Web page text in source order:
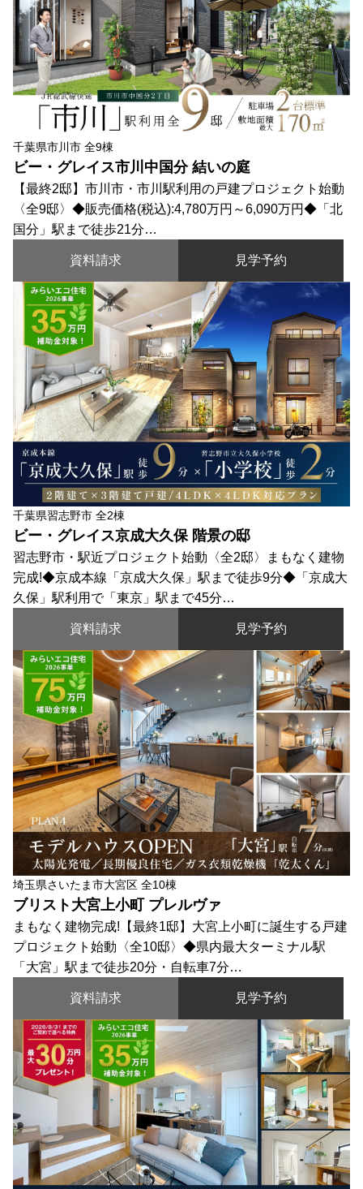
千葉県市川市 全9棟
ビー・グレイス市川中国分 結いの庭
【最終2邸】市川市・市川駅利用の戸建プロジェクト始動
〈全9邸〉◆販売価格(税込):4,780万円～6,090万円◆「北
国分」駅まで徒歩21分…
資料請求 見学予約
千葉県習志野市 全2棟
ビー・グレイス京成大久保 階景の邸
習志野市・駅近プロジェクト始動〈全2邸〉まもなく建物
完成!◆京成本線「京成大久保」駅まで徒歩9分◆「京成大
久保」駅利用で「東京」駅まで45分…
資料請求 見学予約
埼玉県さいたま市大宮区 全10棟
ブリスト大宮上小町 プレルヴァ
まもなく建物完成!【最終1邸】大宮上小町に誕生する戸建
プロジェクト始動〈全10邸〉◆県内最大ターミナル駅
「大宮」駅まで徒歩20分・自転車7分…
資料請求 見学予約